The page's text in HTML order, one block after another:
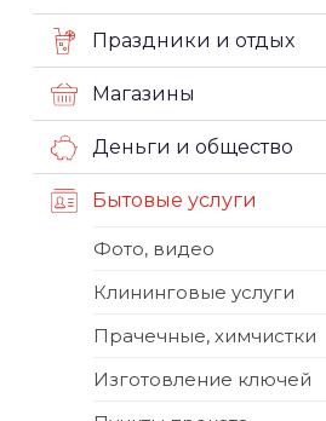
Праздники и отдых
Магазины
Деньги и общество
Бытовые услуги
Фото, видео
Клининговые услуги
Прачечные, химчистки
Изготовление ключей